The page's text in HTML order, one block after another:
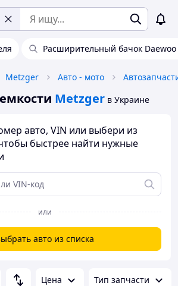
Расширительный бачок Daewoo
Metzger Авто - мото
Metzger в Украине
авто, VIN или выбери из
быстрее найти нужные
или
авто из списка
Цена Тип запчасти